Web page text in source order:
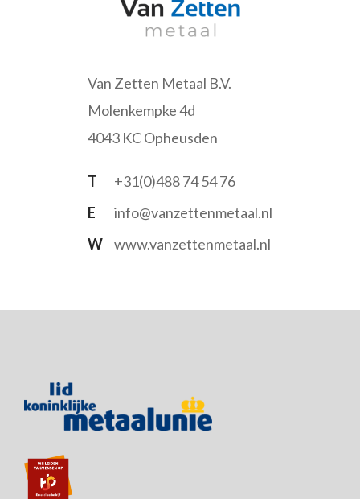
Van Zetten Metaal B.V.
Molenkempke 4d
4043 KC Opheusden
T
+31(0)488 74 54 76
E
info@vanzettenmetaal.nl
W
www.vanzettenmetaal.nl